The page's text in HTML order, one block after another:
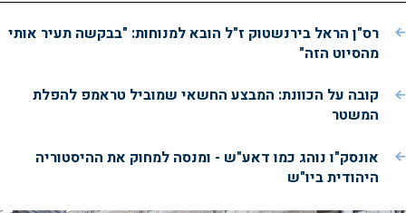
רס"ן הראל בירנשטוק ז"ל הובא למנוחות: "בבקשה תעיר אותי
מהסיוט הזה"
קובה על הכוונת: המבצע החשאי שמוביל טראמפ להפלת
המשטר
אונסק"ו נוהג כמו דאע"ש - ומנסה למחוק את ההיסטוריה
היהודית ביו"ש